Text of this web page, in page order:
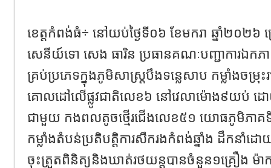
ខេត្តកំពង់ធំ÷ នៅយប់ថ្ងៃទី០៦ ខែមករា ឆ្នាំ២០២៦
សេនីយ៍ទោ សេង ធារិន ប្រធានគណៈបញ្ជាការឯកភា
គ្រប់ប្រភេទក្នុងភូមិសាស្ត្របឹងទន្លេសាប កម្លាំងចម្
គោលដៅលើផ្លូវជាតិលេខ៦ នៅវេលាម៉ោង៩យប់ ដ
ជាមួយ កងពលតូចថ្មើរជើងលេខ៥១ យោធភូមិភាគទី
កម្លាំងតំបន់ប្រតិបត្តិការសឹករងកំពង់ឆ្នាំង ដឹកនាំដោយ
ចុះត្រួតពិនិត្យនិងឃាត់រថយន្តបានចំនួន១គ្រឿង ម៉ា